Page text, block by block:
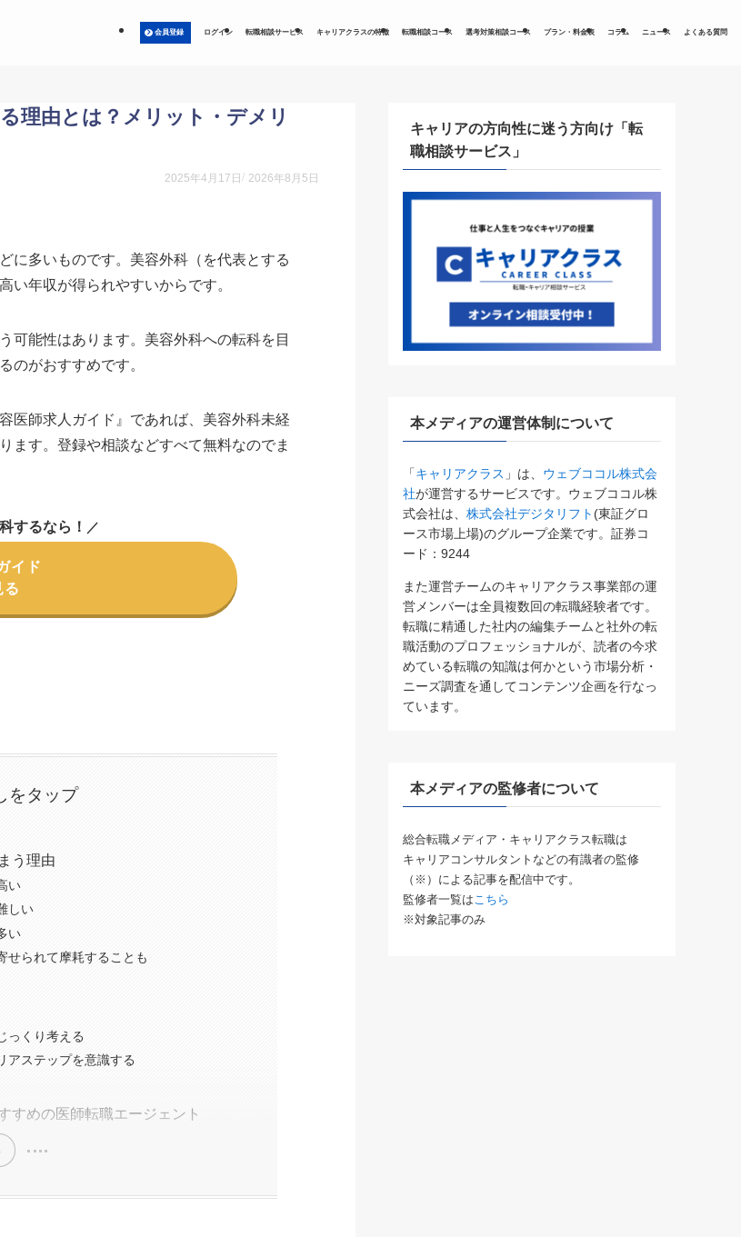
会員登録 ログイン 転職相談サービス キャリアクラスの特徴 転職相談コース 選考対策相談コース プラン・料金表 コラム ニュース よくある質問
理由とは？メリット・デメリ
2025年4月17日 2026年8月5日
に多いものです。美容外科（を代表とする
い年収が得られやすいからです。
可能性はあります。美容外科への転科を目
のがおすすめです。
医師求人ガイド』であれば、美容外科未経
ます。登録や相談などすべて無料なのでま
するなら ！ ／
イド
る
をタップ
う理由
い
しい
い
せられて摩耗することも
っくり考える
アステップを意識する
すめの医師転職エージェント
キャリアの方向性に迷う方向け「転
職相談サービス」
本メディアの運営体制について
「キャリアクラス 」は、 ウェブココル株式会
社が運営するサービスです。ウェブココル株
式会社は、 株式会社デジタリフト (東証グロ
ース市場上場)のグループ企業です。証券コ
ード：9244
また運営チームのキャリアクラス事業部の運
営メンバーは全員複数回の転職経験者です。
転職に精通した社内の編集チームと社外の転
職活動のプロフェッショナルが、読者の今求
めている転職の知識は何かという市場分析・
ニーズ調査を通してコンテンツ企画を行なっ
ています。
本メディアの監修者について
総合転職メディア・キャリアクラス転職は
キャリアコンサルタントなどの有識者の監修
（※）による記事を配信中です。
監修者一覧はこちら
※対象記事のみ